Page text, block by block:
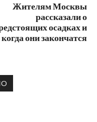
Жителям Москвы
рассказали о
осадках и
когда они закончатся